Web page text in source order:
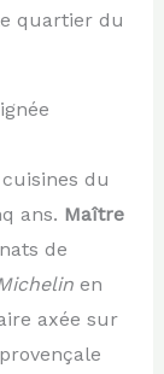
quartier du
du
ans. Maître
de
en
axée sur